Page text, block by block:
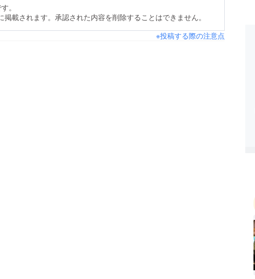
。
載されます。承認された内容を削除することはできません。
※投稿する際の注意点